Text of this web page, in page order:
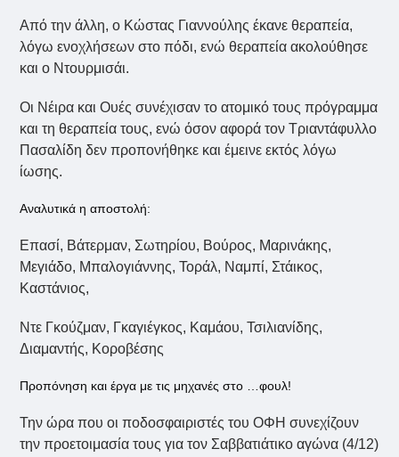
Από την άλλη, ο Κώστας Γιαννούλης έκανε θεραπεία,
λόγω ενοχλήσεων στο πόδι, ενώ θεραπεία ακολούθησε
και ο Ντουρμισάι.
Οι Νέιρα και Ουές συνέχισαν το ατομικό τους πρόγραμμα
και τη θεραπεία τους, ενώ όσον αφορά τον Τριαντάφυλλο
Πασαλίδη δεν προπονήθηκε και έμεινε εκτός λόγω
ίωσης.
Αναλυτικά η αποστολή:
Επασί, Βάτερμαν, Σωτηρίου, Βούρος, Μαρινάκης,
Μεγιάδο, Μπαλογιάννης, Τοράλ, Ναμπί, Στάικος,
Καστάνιος,
Ντε Γκούζμαν, Γκαγιέγκος, Καμάου, Τσιλιανίδης,
Διαμαντής, Κοροβέσης
Προπόνηση και έργα με τις μηχανές στο …φουλ!
Την ώρα που οι ποδοσφαιριστές του ΟΦΗ συνεχίζουν
την προετοιμασία τους για τον Σαββατιάτικο αγώνα (4/12)